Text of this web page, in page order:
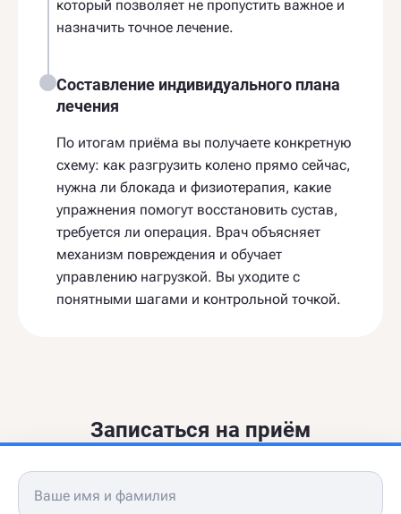
который позволяет не пропустить важное и
назначить точное лечение.
Составление индивидуального плана
лечения
По итогам приёма вы получаете конкретную
схему: как разгрузить колено прямо сейчас,
нужна ли блокада и физиотерапия, какие
упражнения помогут восстановить сустав,
требуется ли операция. Врач объясняет
механизм повреждения и обучает
управлению нагрузкой. Вы уходите с
понятными шагами и контрольной точкой.
Записаться на приём